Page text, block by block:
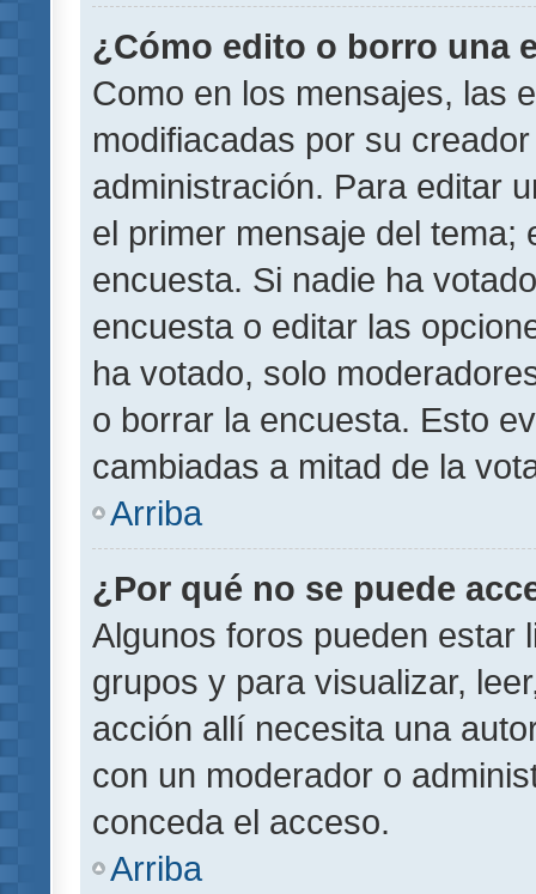
¿Cómo edito o borro una
Como en los mensajes, las
modifiacadas por su
administración. Para editar
el primer mensaje del
encuesta. Si nadie ha
encuesta o editar las
ha votado, solo
o borrar la encuesta. Esto
cambiadas a mitad de la
Arriba
¿Por qué no se puede
Algunos foros pueden estar
grupos y para visualizar,
acción allí necesita una
con un moderador o
conceda el acceso.
Arriba